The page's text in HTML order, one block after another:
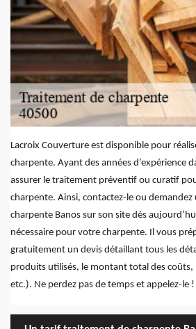
Lacroix Couverture est disponible pour
charpente. Ayant des années d’expérience
assurer le traitement préventif ou curatif
charpente. Ainsi, contactez-le ou
charpente Banos sur son site dès
nécessaire pour votre charpente. Il vous
gratuitement un devis détaillant tous les
produits utilisés, le montant total des coûts,
etc.). Ne perdez pas de temps et appelez-le !